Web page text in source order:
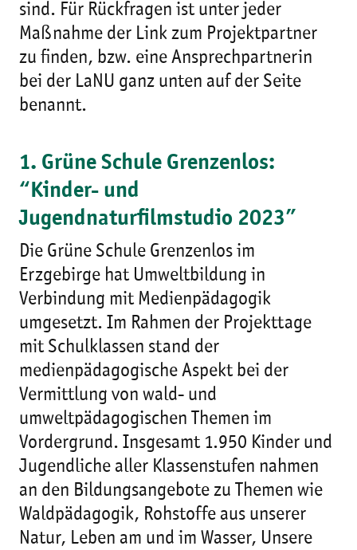
sind. Für Rückfragen ist unter jeder
Maßnahme der Link zum Projektpartner
zu finden, bzw. eine Ansprechpartnerin
bei der LaNU ganz unten auf der Seite
benannt.
1. Grüne Schule Grenzenlos:
“Kinder- und
Jugendnaturfilmstudio 2023”
Die Grüne Schule Grenzenlos im
Erzgebirge hat Umweltbildung in
Verbindung mit Medienpädagogik
umgesetzt. Im Rahmen der Projekttage
mit Schulklassen stand der
medienpädagogische Aspekt bei der
Vermittlung von wald- und
umweltpädagogischen Themen im
Vordergrund. Insgesamt 1.950 Kinder und
Jugendliche aller Klassenstufen nahmen
an den Bildungsangebote zu Themen wie
Waldpädagogik, Rohstoffe aus unserer
Natur, Leben am und im Wasser, Unsere